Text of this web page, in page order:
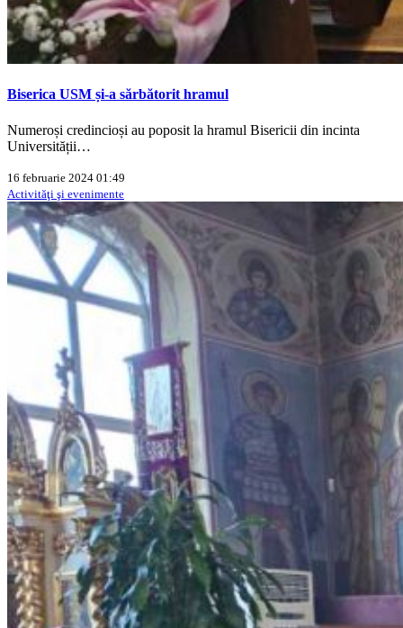
Biserica USM și-a sărbătorit hramul
Numeroși credincioși au poposit la hramul Bisericii din incinta
Universității…
16 februarie 2024 01:49
Activităţi şi evenimente